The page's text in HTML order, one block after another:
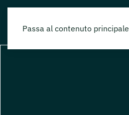
Passa al contenuto principale